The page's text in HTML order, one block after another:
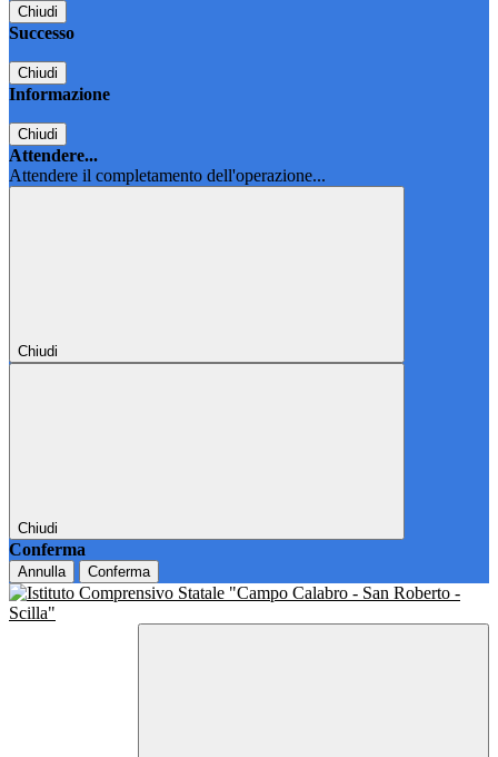
Chiudi
Successo
Chiudi
Informazione
Chiudi
Attendere...
Attendere il completamento dell'operazione...
Chiudi
Chiudi
Conferma
Annulla Conferma